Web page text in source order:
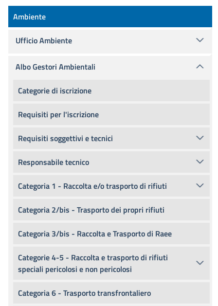
Ambiente
Ambiente
Ufficio Ambiente
Albo Gestori Ambientali
Categorie di iscrizione
Requisiti per l'iscrizione
Requisiti soggettivi e tecnici
Responsabile tecnico
Categoria 1 - Raccolta e/o trasporto di rifiuti
Categoria 2/bis - Trasporto dei propri rifiuti
Categoria 3/bis - Raccolta e Trasporto di Raee
Categorie 4-5 - Raccolta e trasporto di rifiuti
speciali pericolosi e non pericolosi
Categoria 6 - Trasporto transfrontaliero